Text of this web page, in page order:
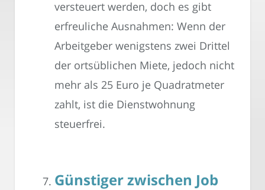
versteuert werden, doch es gibt
erfreuliche Ausnahmen: Wenn der
Arbeitgeber wenigstens zwei Drittel
der ortsüblichen Miete, jedoch nicht
mehr als 25 Euro je Quadratmeter
zahlt, ist die Dienstwohnung
steuerfrei.
Günstiger zwischen Job